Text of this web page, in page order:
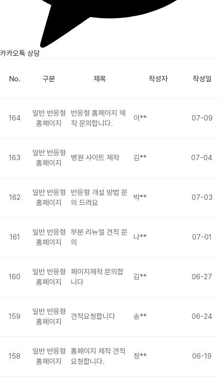
카카오톡 상담
No. 구분 제목 작성자 작성일
164
일반 반응형
홈페이지
반응형 홈페이지 제
작 문의합니다.
이** 07-09
163
일반 반응형
홈페이지
병원 사이트 제작 김** 07-04
162
일반 반응형
홈페이지
반응형 개설 방법 문
의 드려요
박** 07-03
161
일반 반응형
홈페이지
부분 리뉴얼 견적 문
의
나** 07-01
160
일반 반응형
홈페이지
페이지제작 문의합
니다
김** 06-27
159
일반 반응형
홈페이지
견적요청합니다 송** 06-24
158
일반 반응형
홈페이지
홈페이지 제작 견적
요청합니다.
정** 06-19